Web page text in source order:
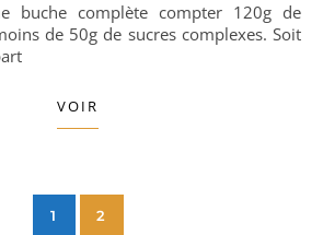
de 50g de sucres complexes. Soit
VOIR
1 2